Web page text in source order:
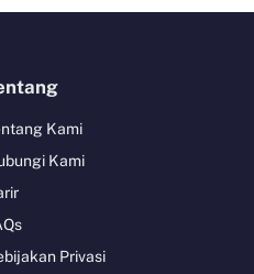
Kami
Kami
Privasi